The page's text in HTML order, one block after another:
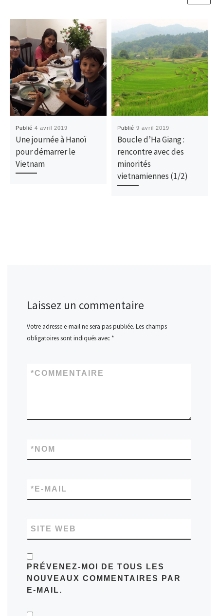
Publié4 avril 2019
Une journée à Hanoï
pour démarrer le
Vietnam
Publié9 avril 2019
Boucle d’Ha Giang :
rencontre avec des
minorités
vietnamiennes (1/2)
Laissez un commentaire
Votre adresse e-mail ne sera pas publiée. Les champs
obligatoires sont indiqués avec *
COMMENTAIRE
*
NOM
*
E-MAIL
*
SITE WEB
PRÉVENEZ-MOI DE TOUS LES
NOUVEAUX COMMENTAIRES PAR
E-MAIL.